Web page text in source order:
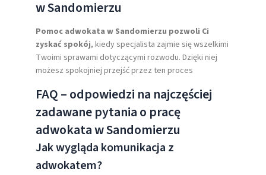
w Sandomierzu
Pomoc adwokata w Sandomierzu pozwoli Ci
zyskać spokój, kiedy specjalista zajmie się wszelkimi
Twoimi sprawami dotyczącymi rozwodu. Dzięki niej
możesz spokojniej przejść przez ten proces
FAQ – odpowiedzi na najczęściej
zadawane pytania o pracę
adwokata w Sandomierzu
Jak wygląda komunikacja z
adwokatem?